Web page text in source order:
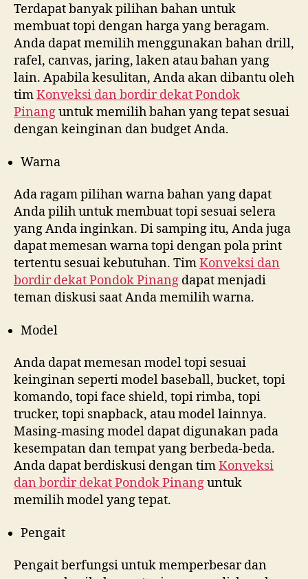
Terdapat banyak pilihan bahan untuk
membuat topi dengan harga yang beragam.
Anda dapat memilih menggunakan bahan drill,
rafel, canvas, jaring, laken atau bahan yang
lain. Apabila kesulitan, Anda akan dibantu oleh
timKonveksi dan bordir dekatPondok
Pinanguntuk memilih bahan yang tepat sesuai
dengan keinginan dan budget Anda.
Warna
Ada ragam pilihan warna bahan yang dapat
Anda pilih untuk membuat topi sesuai selera
yang Anda inginkan. Di samping itu, Anda juga
dapat memesan warna topi dengan pola print
tertentu sesuai kebutuhan. TimKonveksi dan
bordir dekatPondok Pinang dapat menjadi
teman diskusi saat Anda memilih warna.
Model
Anda dapat memesan model topi sesuai
keinginan seperti model baseball, bucket, topi
komando, topi face shield, topi rimba, topi
trucker, topi snapback, atau model lainnya.
Masing-masing model dapat digunakan pada
kesempatan dan tempat yang berbeda-beda.
Anda dapat berdiskusi dengan timKonveksi
dan bordir dekatPondok Pinanguntuk
memilih model yang tepat.
Pengait
Pengait berfungsi untuk memperbesar dan